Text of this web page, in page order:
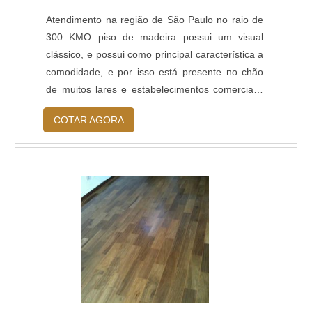
é possível polir o concreto até o material mineral
agregado ficar aparente.
Atendimento na região de São Paulo no raio de
300 KMO piso de madeira possui um visual
clássico, e possui como principal característica a
comodidade, e por isso está presente no chão
de muitos lares e estabelecimentos comerciais.
No entanto, depois de feita a instalação, o
próximo passo e não menos importante é o piso
de madeira acabamento. Se o piso por
precisará de manutenções frequentes.Cuidad....
COTAR AGORA